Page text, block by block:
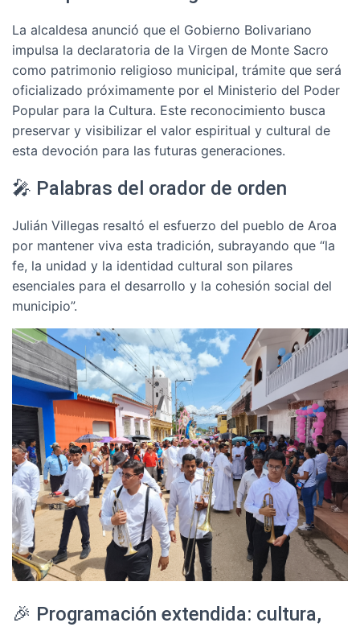
La alcaldesa anunció que el Gobierno Bolivariano
impulsa la declaratoria de la Virgen de Monte Sacro
como patrimonio religioso municipal, trámite que será
oficializado próximamente por el Ministerio del Poder
Popular para la Cultura. Este reconocimiento busca
preservar y visibilizar el valor espiritual y cultural de
esta devoción para las futuras generaciones.
🎤 Palabras del orador de orden
Julián Villegas resaltó el esfuerzo del pueblo de Aroa
por mantener viva esta tradición, subrayando que “la
fe, la unidad y la identidad cultural son pilares
esenciales para el desarrollo y la cohesión social del
municipio”.
🎉 Programación extendida: cultura,